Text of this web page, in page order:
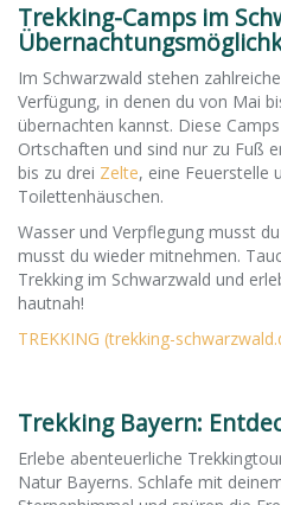
Trekking-Camps im
Im Schwarzwald stehen
Verfügung, in denen du von Mai
übernachten kannst. Diese
Ortschaften und sind nur zu Fuß
bis zu drei Zelte, eine Feuerstelle
Toilettenhäuschen.
Wasser und Verpflegung musst
musst du wieder mitnehmen.
Trekking im Schwarzwald und
hautnah!
TREKKING (trekking-
Trekking Bayern:
Erlebe abenteuerliche
Natur Bayerns. Schlafe mit